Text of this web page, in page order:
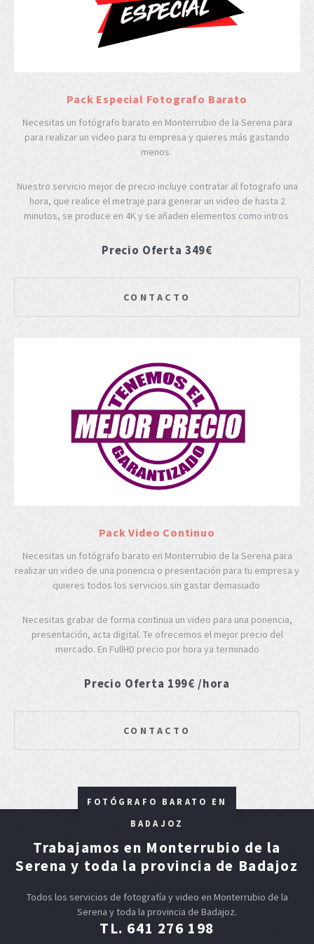
Pack Especial Fotografo Barato
Necesitas un fotógrafo barato en Monterrubio de la Serena para
para realizar un video para tu empresa y quieres más gastando
menos.
Nuestro servicio mejor de precio incluye contratar al fotografo una
hora, que realice el metraje para generar un video de hasta 2
minutos, se produce en 4K y se añaden elementos como intros
Precio Oferta 349€
CONTACTO
Pack Video Continuo
Necesitas un fotógrafo barato en Monterrubio de la Serena para
realizar un video de una ponencia o presentación para tu empresa y
quieres todos los servicios sin gastar demasiado
Necesitas grabar de forma continua un video para una ponencia,
presentación, acta digital. Te ofrecemos el mejor precio del
mercado. En FullHD precio por hora ya terminado
Precio Oferta 199€ /hora
CONTACTO
FOTÓGRAFO BARATO EN
BADAJOZ
Trabajamos en Monterrubio de la
Serena y toda la provincia de Badajoz
Todos los servicios de fotografía y video en Monterrubio de la
Serena y toda la provincia de Badajoz.
TL. 641 276 198